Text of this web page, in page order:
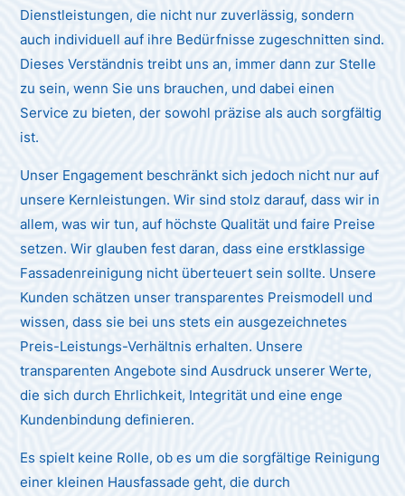
Dienstleistungen, die nicht nur zuverlässig, sondern
auch individuell auf ihre Bedürfnisse zugeschnitten sind.
Dieses Verständnis treibt uns an, immer dann zur Stelle
zu sein, wenn Sie uns brauchen, und dabei einen
Service zu bieten, der sowohl präzise als auch sorgfältig
ist.
Unser Engagement beschränkt sich jedoch nicht nur auf
unsere Kernleistungen. Wir sind stolz darauf, dass wir in
allem, was wir tun, auf höchste Qualität und faire Preise
setzen. Wir glauben fest daran, dass eine erstklassige
Fassadenreinigung nicht überteuert sein sollte. Unsere
Kunden schätzen unser transparentes Preismodell und
wissen, dass sie bei uns stets ein ausgezeichnetes
Preis-Leistungs-Verhältnis erhalten. Unsere
transparenten Angebote sind Ausdruck unserer Werte,
die sich durch Ehrlichkeit, Integrität und eine enge
Kundenbindung definieren.
Es spielt keine Rolle, ob es um die sorgfältige Reinigung
einer kleinen Hausfassade geht, die durch